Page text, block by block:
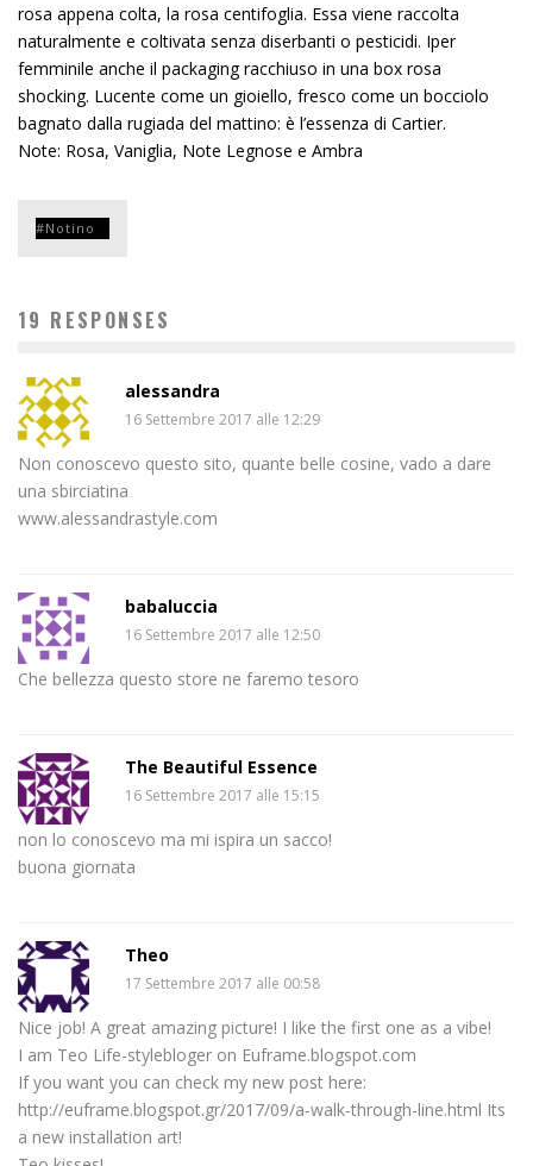
rosa appena colta, la rosa centifoglia. Essa viene raccolta
naturalmente e coltivata senza diserbanti o pesticidi. Iper
femminile anche il packaging racchiuso in una box rosa
shocking. Lucente come un gioiello, fresco come un bocciolo
bagnato dalla rugiada del mattino: è l’essenza di Cartier.
Note: Rosa, Vaniglia, Note Legnose e Ambra
Notino
19 RESPONSES
alessandra
16 Settembre 2017 alle 12:29
Non conoscevo questo sito, quante belle cosine, vado a dare
una sbirciatina
www.alessandrastyle.com
babaluccia
16 Settembre 2017 alle 12:50
Che bellezza questo store ne faremo tesoro
The Beautiful Essence
16 Settembre 2017 alle 15:15
non lo conoscevo ma mi ispira un sacco!
buona giornata
Theo
17 Settembre 2017 alle 00:58
Nice job! A great amazing picture! I like the first one as a vibe!
I am Teo Life-stylebloger on Euframe.blogspot.com
If you want you can check my new post here:
http://euframe.blogspot.gr/2017/09/a-walk-through-line.html Its
a new installation art!